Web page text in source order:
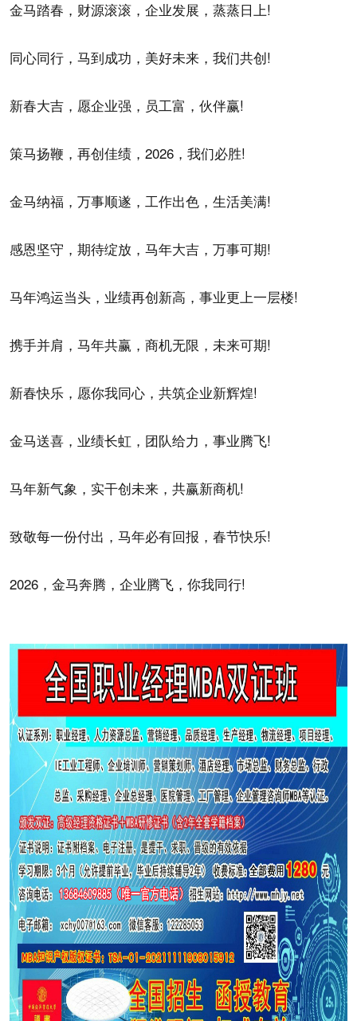
金马踏春，财源滚滚，企业发展，蒸蒸日上!
同心同行，马到成功，美好未来，我们共创!
新春大吉，愿企业强，员工富，伙伴赢!
策马扬鞭，再创佳绩，2026，我们必胜!
金马纳福，万事顺遂，工作出色，生活美满!
感恩坚守，期待绽放，马年大吉，万事可期!
马年鸿运当头，业绩再创新高，事业更上一层楼!
携手并肩，马年共赢，商机无限，未来可期!
新春快乐，愿你我同心，共筑企业新辉煌!
金马送喜，业绩长虹，团队给力，事业腾飞!
马年新气象，实干创未来，共赢新商机!
致敬每一份付出，马年必有回报，春节快乐!
2026，金马奔腾，企业腾飞，你我同行!